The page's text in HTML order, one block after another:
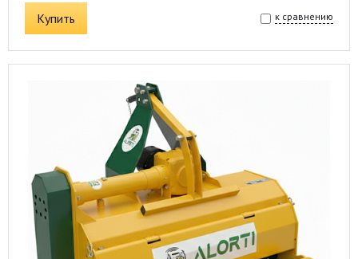
Купить к сравнению